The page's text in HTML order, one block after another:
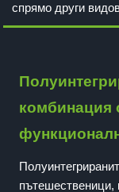
спрямо други
комбинация
пътешественици,